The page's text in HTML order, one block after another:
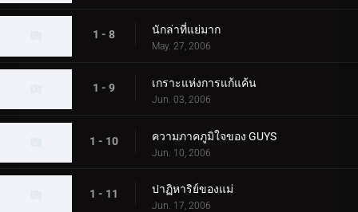
1 - 8 นักล่าที่แย่มาก
May. 27, 2006
1 - 9 เกราะแห่งการแก้แค้น
Jun. 03, 2006
1 - 10 ความภาคภูมิใจของ GUYS
Jun. 10, 2006
1 - 11 ปาฏิหาริย์ของแม่
Jun. 17, 2006